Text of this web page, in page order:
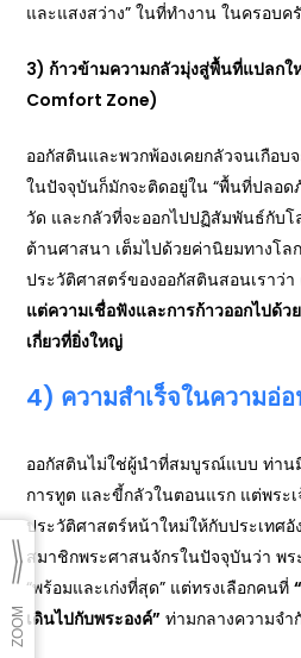
และแสงสว่าง” ในที่ทำงาน ในครอบ
3) ก้าวข้ามความกลัวมุ่งสู่พื้นที่แปลกใ
Comfort Zone)
ออกัสตินและพวกพ้องเคยกลัวจนเกือ
ในปัจจุบันก็มักจะติดอยู่ใน “พื้นที่ปลอ
วัด และกลัวที่จะออกไปปฏิสัมพันธ์กับ
ต้านศาสนา เต็มไปด้วยค่านิยมทางโ
ประวัติศาสตร์ของออกัสตินสอนเราว่า
แต่ความเชื่อฟังและการก้าวออกไปด้ว
เกี่ยวที่ยิ่งใหญ่
4) ความสำเร็จในความอ่
ออกัสตินไม่ใช่ผู้นำที่สมบูรณ์แบบ ท่าน
การทูต และขี้กลัวในตอนแรก แต่พระ
ประวัติศาสตร์หน้าใหม่ให้กับประเทศ
สมาชิกพระศาสนจักรในปัจจุบันว่า พร
“พร้อมและเก่งที่สุด” แต่ทรงเลือกคนที่
เดินไปกับพระองค์” ท่ามกลางความจำ